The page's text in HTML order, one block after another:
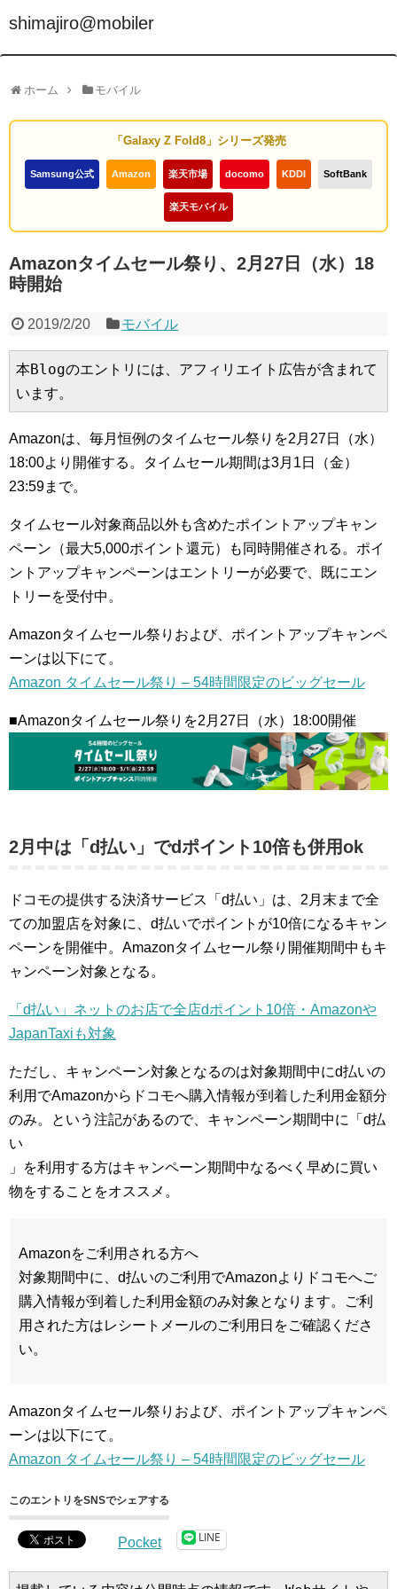
shimajiro@mobiler
ホーム モバイル
「Galaxy Z Fold8」シリーズ発売
Samsung公式 Amazon 楽天市場 docomo KDDI SoftBank
楽天モバイル
Amazonタイムセール祭り、2月27日（水）18
時開始
2019/2/20 モバイル
本Blogのエントリには、アフィリエイト広告が含まれて
います。
Amazonは、毎月恒例のタイムセール祭りを2月27日（水）
18:00より開催する。タイムセール期間は3月1日（金）
23:59まで。
タイムセール対象商品以外も含めたポイントアップキャン
ペーン（最大5,000ポイント還元）も同時開催される。ポイ
ントアップキャンペーンはエントリーが必要で、既にエン
トリーを受付中。
Amazonタイムセール祭りおよび、ポイントアップキャンペ
ーンは以下にて。
Amazon タイムセール祭り – 54時間限定のビッグセール
■Amazonタイムセール祭りを2月27日（水）18:00開催
2月中は「d払い」でdポイント10倍も併用ok
ドコモの提供する決済サービス「d払い」は、2月末まで全
ての加盟店を対象に、d払いでポイントが10倍になるキャン
ペーンを開催中。Amazonタイムセール祭り開催期間中もキ
ャンペーン対象となる。
「d払い」ネットのお店で全店dポイント10倍・Amazonや
JapanTaxiも対象
ただし、キャンペーン対象となるのは対象期間中にd払いの
利用でAmazonからドコモへ購入情報が到着した利用金額分
のみ。という注記があるので、キャンペーン期間中に「d払
い
」を利用する方はキャンペーン期間中なるべく早めに買い
物をすることをオススメ。
Amazonをご利用される方へ
対象期間中に、d払いのご利用でAmazonよりドコモへご
購入情報が到着した利用金額のみ対象となります。ご利
用された方はレシートメールのご利用日をご確認くださ
い。
Amazonタイムセール祭りおよび、ポイントアップキャンペ
ーンは以下にて。
Amazon タイムセール祭り – 54時間限定のビッグセール
このエントリをSNSでシェアする
Pocket LINE